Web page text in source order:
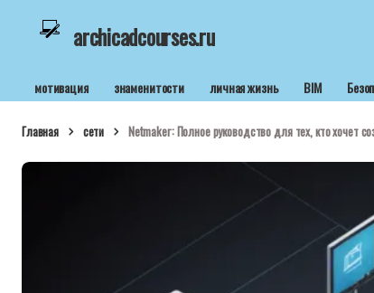
archicadcourses.ru
мотивация знаменитости личная жизнь BIM
Главная сети Netmaker: Полное руководство для тех, кто хочет